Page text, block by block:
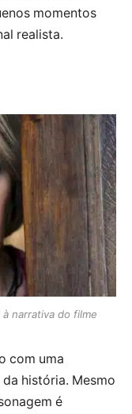
momentos
realista.
narrativa do filme
com uma
história. Mesmo
é